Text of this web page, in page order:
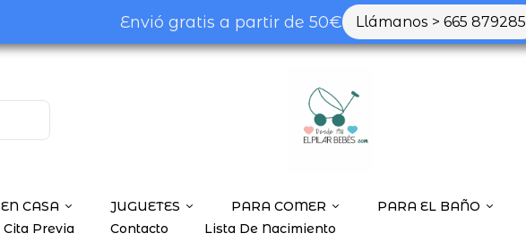
Envió gratis a partir de 50€ Llámanos > 665 879285
EN CASA JUGUETES PARA COMER PARA EL BAÑO
Cita Previa Contacto Lista De Nacimiento